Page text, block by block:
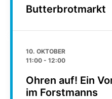
Butterbrotmarkt
10. OKTOBER
11:00 - 12:00
Ohren auf! Ein
im Forstmanns